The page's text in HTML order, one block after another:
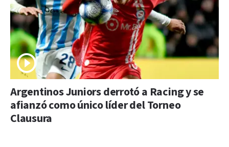
Argentinos Juniors derrotó a Racing y se
afianzó como único líder del Torneo
Clausura